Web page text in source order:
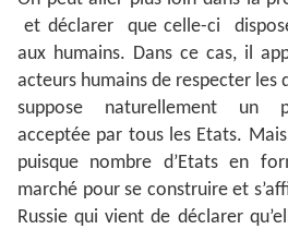
et déclarer que celle-ci
aux humains. Dans ce cas, il
acteurs humains de respecter les
suppose naturellement un
acceptée par tous les Etats.
puisque nombre d’Etats en
marché pour se construire et
Russie qui vient de déclarer